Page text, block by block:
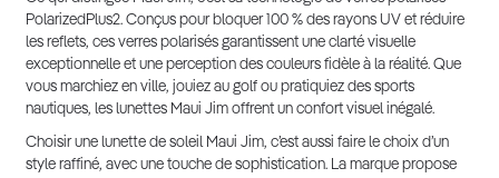
PolarizedPlus2. Conçus pour bloquer 100 % des rayons UV et réduire
les reflets, ces verres polarisés garantissent une clarté visuelle
exceptionnelle et une perception des couleurs fidèle à la réalité. Que
vous marchiez en ville, jouiez au golf ou pratiquiez des sports
nautiques, les lunettes Maui Jim offrent un confort visuel inégalé.
Choisir une lunette de soleil Maui Jim, c’est aussi faire le choix d’un
style raffiné, avec une touche de sophistication. La marque propose